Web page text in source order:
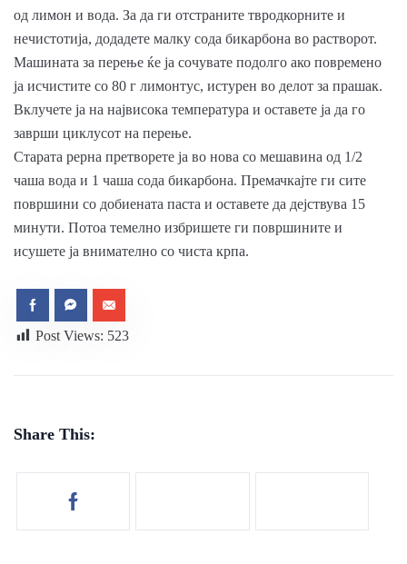
од лимон и вода. За да ги отстраните твродкорните и
нечистотија, додадете малку сода бикарбона во растворот.
Машината за перење ќе ја сочувате подолго ако повремено
ја исчистите со 80 г лимонтус, истурен во делот за прашак.
Вклучете ја на највисока температура и оставете ја да го
заврши циклусот на перење.
Старата рерна претворете ја во нова со мешавина од 1/2
чаша вода и 1 чаша сода бикарбона. Премачкајте ги сите
површини со добиената паста и оставете да дејствува 15
минути. Потоа темелно избришете ги површините и
исушете ја внимателно со чиста крпа.
Post Views: 523
Share This: